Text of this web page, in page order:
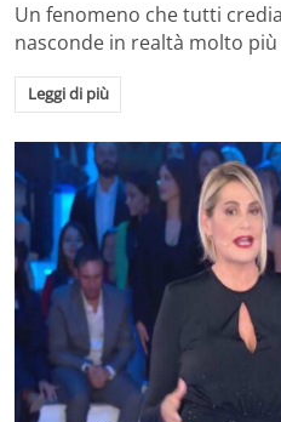
Un fenomeno che tutti
nasconde in realtà molto
Leggi di più